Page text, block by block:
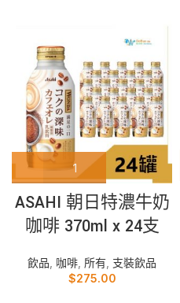
ASAHI 朝日特濃牛奶
咖啡 370ml x 24支
飲品 咖啡 所有 支裝飲品
$275.00